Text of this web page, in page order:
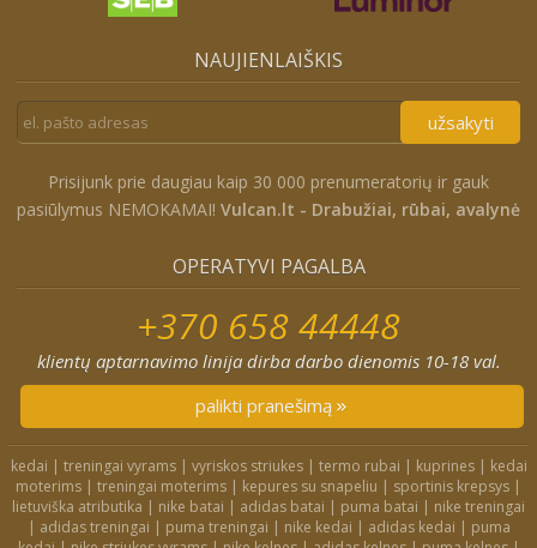
NAUJIENLAIŠKIS
užsakyti
Prisijunk prie daugiau kaip 30 000 prenumeratorių ir gauk
pasiūlymus NEMOKAMAI! Vulcan.lt - Drabužiai, rūbai, avalynė
OPERATYVI PAGALBA
+370 658 44448
klientų aptarnavimo linija dirba darbo dienomis 10-18 val.
palikti pranešimą
kedai | treningai vyrams| vyriskos striukes| termo rubai | kuprines| kedai
moterims | treningai moterims | kepures su snapeliu | sportinis krepsys |
lietuviška atributika | nike batai | adidas batai | puma batai | nike treningai
| adidas treningai | puma treningai | nike kedai | adidas kedai | puma